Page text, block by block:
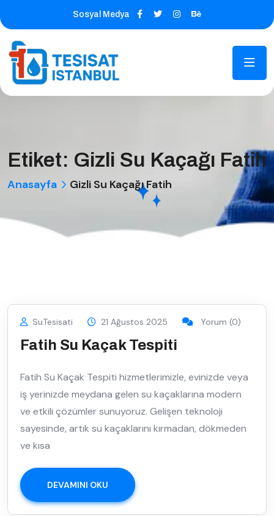
Sosyal Medya
Etiket: Gizli Su Kaçağı Fatih
Anasayfa Gizli Su Kaçağı Fatih
SuTesisati 21 Ağustos 2025 Yorum (0)
Fatih Su Kaçak Tespiti
Fatih Su Kaçak Tespiti hizmetlerimizle, evinizde veya
iş yerinizde meydana gelen su kaçaklarına modern
ve etkili çözümler sunuyoruz. Gelişen teknoloji
sayesinde, artık su kaçaklarını kırmadan, dökmeden
ve kısa
DEVAMINI OKU